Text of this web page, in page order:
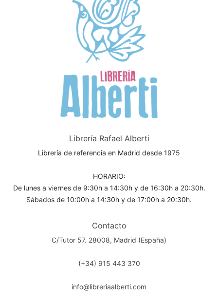
Librería Rafael Alberti
Librería de referencia en Madrid desde 1975
HORARIO:
De lunes a viernes de 9:30h a 14:30h y de 16:30h a 20:30h.
Sábados de 10:00h a 14:30h y de 17:00h a 20:30h.
Contacto
C/Tutor 57. 28008, Madrid (España)
(+34) 915 443 370
info@libreriaalberti.com